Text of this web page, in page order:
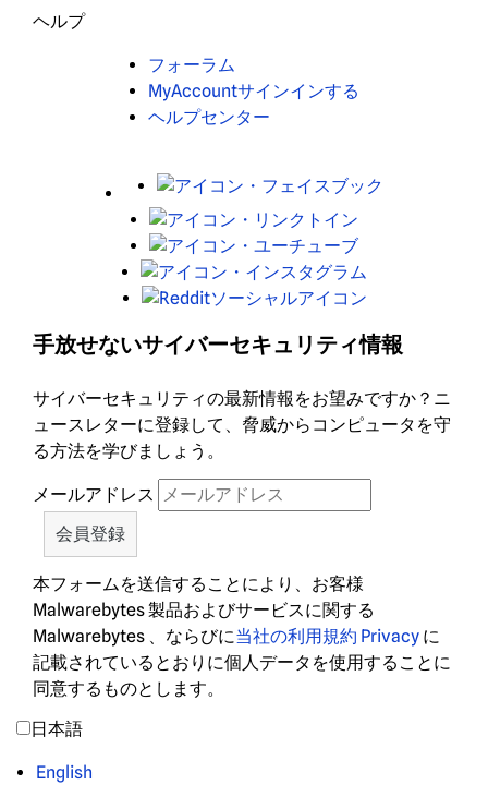
ヘルプ
フォーラム
MyAccountサインインする
ヘルプセンター
X
Youtube
レ
ド
ィ
ッ
手放せないサイバーセキュリティ情報
サイバーセキュリティの最新情報をお望みですか？ニ
ュースレターに登録して、脅威からコンピュータを守
る方法を学びましょう。
メールアドレス
本フォームを送信することにより、お客様
Malwarebytes 製品およびサービスに関する
Malwarebytes 、ならびに当社の利用規約 Privacy に
記載されているとおりに個人データを使用することに
同意するものとします。
日本語
English